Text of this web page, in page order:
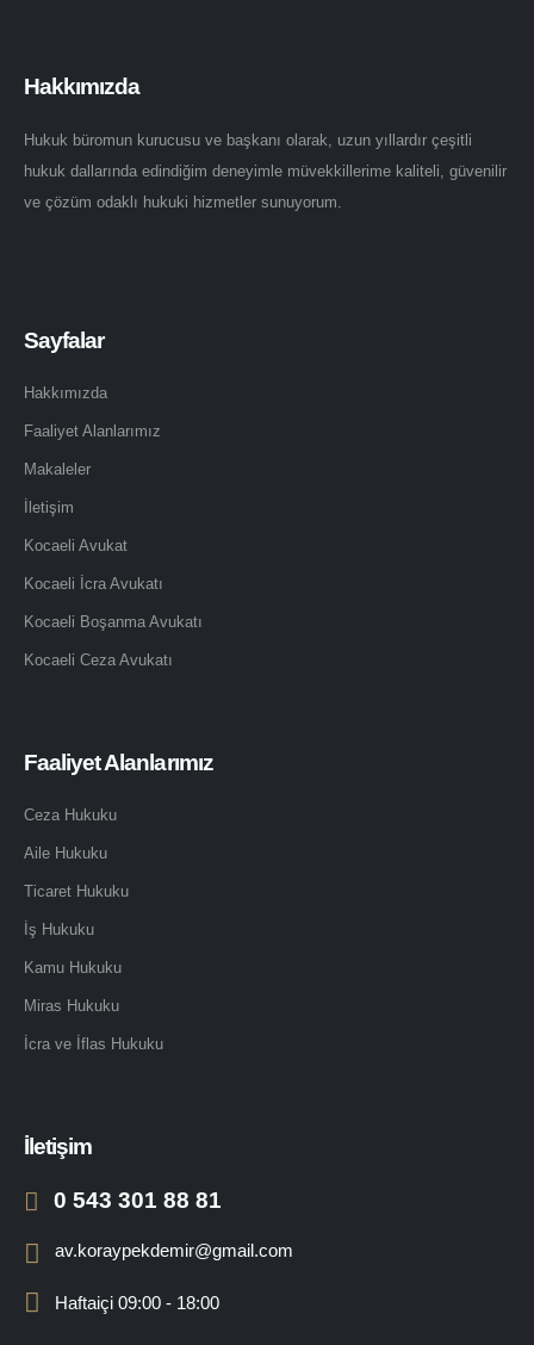
Hakkımızda
Hukuk büromun kurucusu ve başkanı olarak, uzun yıllardır çeşitli
hukuk dallarında edindiğim deneyimle müvekkillerime kaliteli, güvenilir
ve çözüm odaklı hukuki hizmetler sunuyorum.
Sayfalar
Hakkımızda
Faaliyet Alanlarımız
Makaleler
İletişim
Kocaeli Avukat
Kocaeli İcra Avukatı
Kocaeli Boşanma Avukatı
Kocaeli Ceza Avukatı
Faaliyet Alanlarımız
Ceza Hukuku
Aile Hukuku
Ticaret Hukuku
İş Hukuku
Kamu Hukuku
Miras Hukuku
İcra ve İflas Hukuku
İletişim
0 543 301 88 81
av.koraypekdemir@gmail.com
Haftaiçi 09:00 - 18:00